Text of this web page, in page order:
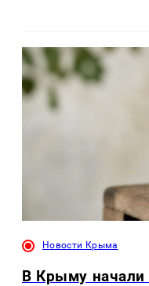
Новости Крыма
В Крыму начали